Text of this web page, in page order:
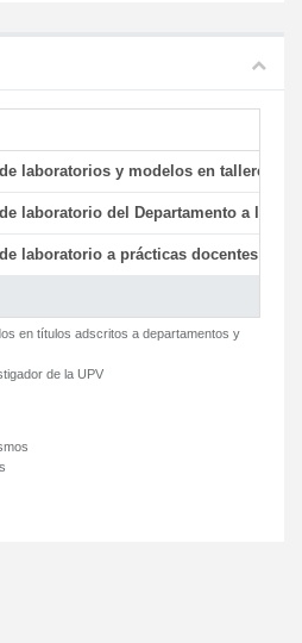
laboratorios y modelos en talleres/
laboratorio del Departamento a la
laboratorio a prácticas docentes y
en títulos adscritos a departamentos y
de la UPV